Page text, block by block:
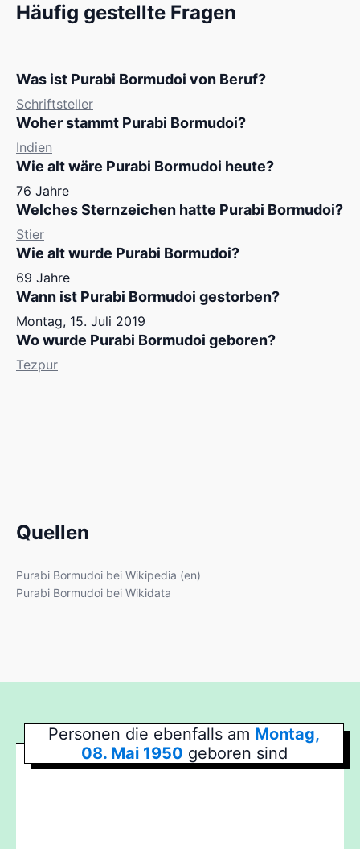
Häufig gestellte Fragen
Was ist Purabi Bormudoi von Beruf?
Schriftsteller
Woher stammt Purabi Bormudoi?
Indien
Wie alt wäre Purabi Bormudoi heute?
76 Jahre
Welches Sternzeichen hatte Purabi Bormudoi?
Stier
Wie alt wurde Purabi Bormudoi?
69 Jahre
Wann ist Purabi Bormudoi gestorben?
Montag, 15. Juli 2019
Wo wurde Purabi Bormudoi geboren?
Tezpur
Quellen
Purabi Bormudoi bei Wikipedia (en)
Purabi Bormudoi bei Wikidata
Personen die ebenfalls am Montag,
08. Mai 1950 geboren sind